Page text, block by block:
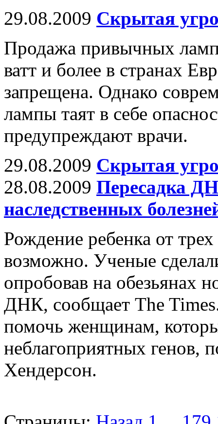
29.08.2009 Скрытая
Продажа привычных
ватт и более в странах
запрещена. Однако
лампы таят в себе
предупреждают врачи.
29.08.2009 Скрытая
28.08.2009 Пересадка
наследственных
Рождение ребенка от
возможно. Ученые
опробовав на обезьянах
ДНК, сообщает The
помочь женщинам,
неблагоприятных генов,
Хендерсон.